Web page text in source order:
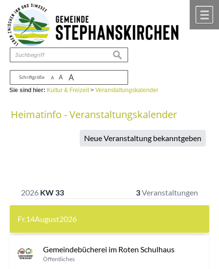
Zum Inhalt ,zur Navigation
Schriftgröße A A A
suchen
Sie sind hier: Kultur & Freizeit>Veranstaltungskalender
Heimatinfo - Veranstaltungskalender